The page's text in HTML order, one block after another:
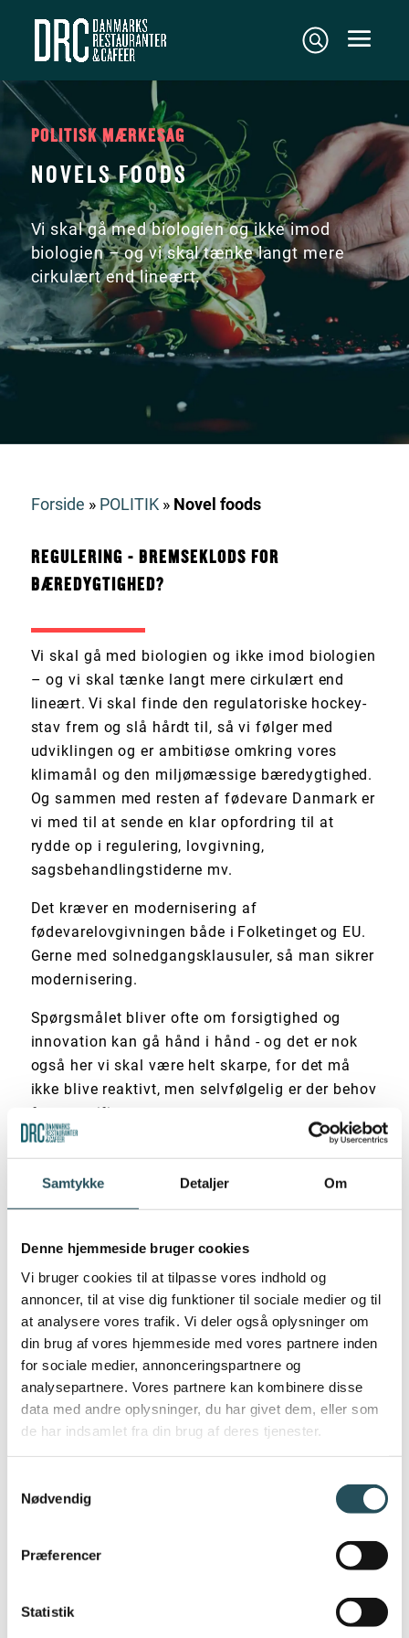
Samtykke Detaljer Om
Denne hjemmeside bruger cookies
Vi bruger cookies til at tilpasse vores indhold og
annoncer, til at vise dig funktioner til sociale medier og til
at analysere vores trafik. Vi deler også oplysninger om
din brug af vores hjemmeside med vores partnere inden
for sociale medier, annonceringspartnere og
analysepartnere. Vores partnere kan kombinere disse
data med andre oplysninger, du har givet dem, eller som
de har indsamlet fra din brug af deres tjenester.
Nødvendig
Præferencer
Statistik
POLITISK MÆRKESAG
NOVELS FOODS
Vi skal gå med biologien og ikke imod
biologien – og vi skal tænke langt mere
cirkulært end lineært.
Forside » POLITIK» Novel foods
REGULERING - BREMSEKLODS FOR
BÆREDYGTIGHED?
Vi skal gå med biologien og ikke imod biologien
– og vi skal tænke langt mere cirkulært end
lineært. Vi skal finde den regulatoriske hockey-
stav frem og slå hårdt til, så vi følger med
udviklingen og er ambitiøse omkring vores
klimamål og den miljømæssige bæredygtighed.
Og sammen med resten af fødevare Danmark er
vi med til at sende en klar opfordring til at
rydde op i regulering, lovgivning,
sagsbehandlingstiderne mv.
Det kræver en modernisering af
fødevarelovgivningen både i Folketinget og EU.
Gerne med solnedgangsklausuler, så man sikrer
modernisering.
Spørgsmålet bliver ofte om forsigtighed og
innovation kan gå hånd i hånd - og det er nok
også her vi skal være helt skarpe, for det må
ikke blive reaktivt, men selvfølgelig er der behov
for at verificere, teste mv.
havde udforsket de mange spiselige planter,
Derudover findes der rent faktisk omkring
30.000 spiselige planter, men vi spiser pt. kun
200 af dem. Hvis vi skal væk fra monokultur og
endeløse rækker af afgrøder der dræner jorden
og hvis vi skal passe på jordens ressourcer, og
gavne biodiversiteten - jamen så skal vi spise
meget mere diverst.
Hvis vi er smarte, så ser vi det som en gave at
spiselige planter, blomster, insekter mv. til
Reglerne om Novel Food gør det nærmest
umuligt at udvide repertoiret af råvarer vi kan
dispensationsansøgninger. Derfor skal vi gøre